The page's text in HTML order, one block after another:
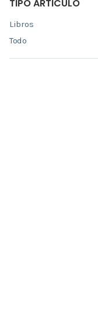
TIPO ARTICULO
Libros
Todo